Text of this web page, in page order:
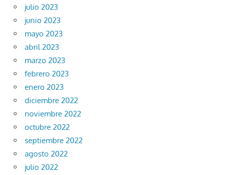
julio 2023
junio 2023
mayo 2023
abril 2023
marzo 2023
febrero 2023
enero 2023
diciembre 2022
noviembre 2022
octubre 2022
septiembre 2022
agosto 2022
julio 2022